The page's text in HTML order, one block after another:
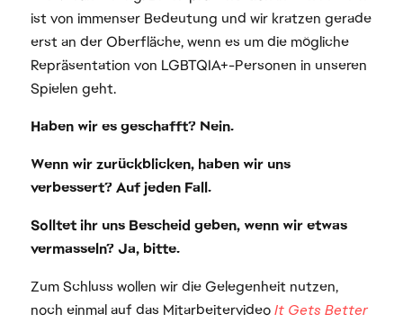
ist von immenser Bedeutung und wir kratzen gerade
erst an der Oberfläche, wenn es um die mögliche
Repräsentation von LGBTQIA+-Personen in unseren
Spielen geht.
Haben wir es geschafft? Nein.
Wenn wir zurückblicken, haben wir uns
verbessert? Auf jeden Fall.
Solltet ihr uns Bescheid geben, wenn wir etwas
vermasseln? Ja, bitte.
Zum Schluss wollen wir die Gelegenheit nutzen,
noch einmal auf das MitarbeitervideoIt Gets Better